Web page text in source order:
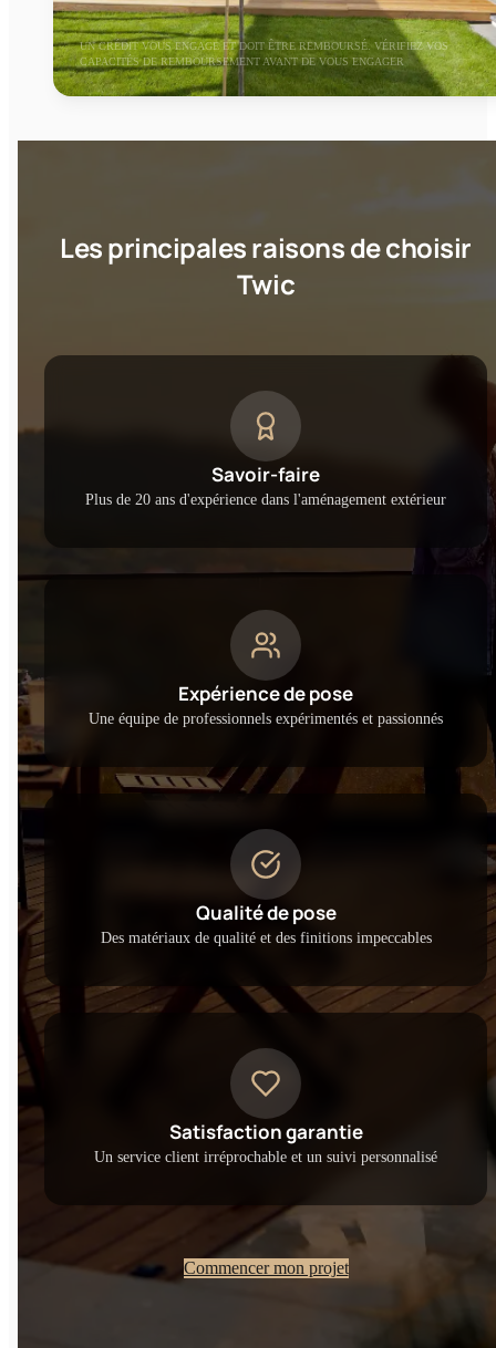
UN CRÉDIT VOUS ENGAGE ET DOIT ÊTRE REMBOURSÉ. VÉRIFIEZ VOS
CAPACITÉS DE REMBOURSEMENT AVANT DE VOUS ENGAGER
Les principales raisons de choisir
Twic
Savoir-faire
Plus de 20 ans d'expérience dans l'aménagement extérieur
Expérience de pose
Une équipe de professionnels expérimentés et passionnés
Qualité de pose
Des matériaux de qualité et des finitions impeccables
Satisfaction garantie
Un service client irréprochable et un suivi personnalisé
Commencer mon projet